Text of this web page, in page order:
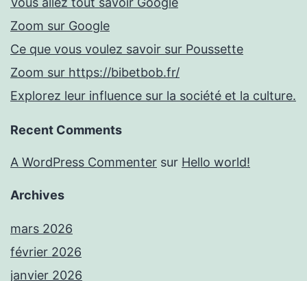
Zoom sur Google
Ce que vous voulez savoir sur Poussette
Zoom sur https://bibetbob.fr/
Explorez leur influence sur la société et la culture.
Recent Comments
A WordPress Commenter sur Hello world!
Archives
mars 2026
février 2026
janvier 2026